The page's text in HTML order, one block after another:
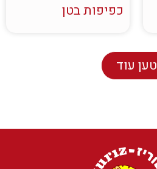
כפיפות בטן
טען עוד